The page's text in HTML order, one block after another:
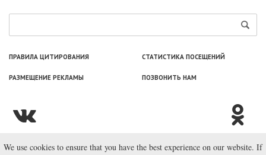
ПРАВИЛА ЦИТИРОВАНИЯ СТАТИСТИКА ПОСЕЩЕНИЙ
РАЗМЕЩЕНИЕ РЕКЛАМЫ ПОЗВОНИТЬ НАМ
© ООО «Лаборатория Новоcтей», 2003—2026.
We use cookies to ensure that you have the best experience on our website. If